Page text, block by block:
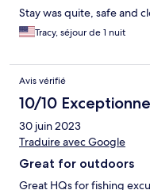
Stay was quite, safe and
Tracy, séjour de 1 nuit
Avis vérifié
10/10
30 juin 2023
Traduire avec Google
Great for outdoors
Great HQs for fishing